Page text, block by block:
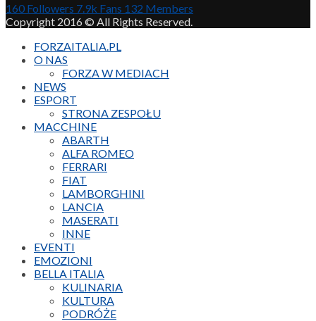
160 Followers 7.9k Fans 132 Members
Copyright 2016 © All Rights Reserved.
FORZAITALIA.PL
O NAS
FORZA W MEDIACH
NEWS
ESPORT
STRONA ZESPOŁU
MACCHINE
ABARTH
ALFA ROMEO
FERRARI
FIAT
LAMBORGHINI
LANCIA
MASERATI
INNE
EVENTI
EMOZIONI
BELLA ITALIA
KULINARIA
KULTURA
PODRÓŻE